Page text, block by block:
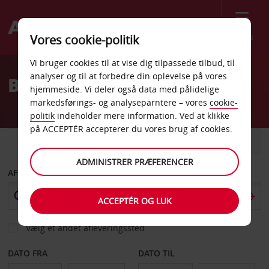
Menu
Welcome
AvisBilleje Tinian
AFHENT FRA
Vælg et andet afleveringssted
DATO FRA DATO TIL
Vores cookie-politik
Vi bruger cookies til at vise dig tilpassede tilbud, til
analyser og til at forbedre din oplevelse på vores
hjemmeside. Vi deler også data med pålidelige
markedsførings- og analyseparntere – vores cookie-
politik indeholder mere information. Ved at klikke
på ACCEPTÉR accepterer du vores brug af cookies.
ADMINISTRER PRÆFERENCER
ACCEPTÉR OG LUK